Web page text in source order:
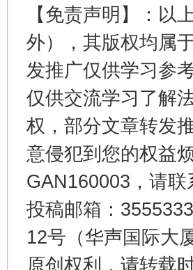
【免责声明】：以
外），其版权均属
发推广仅供学习参
仅供交流学习了解
权，部分文章转发
意侵犯到您的权益
GAN160003，请
投稿邮箱：
12号（华声国际大
原创权利，请转载
在谋一域中谋全局